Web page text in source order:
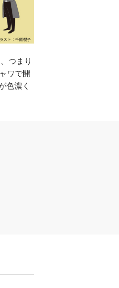
つまり
ワで開
色濃く